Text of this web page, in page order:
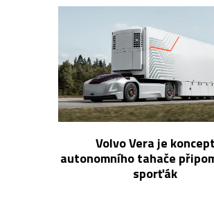
Volvo Vera je koncept
autonomního tahače
sporťák